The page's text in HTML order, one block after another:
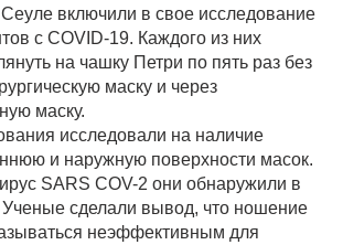
Сеуле включили в свое исследование
с COVID-19. Каждого из них
на чашку Петри по пять раз без
маску и через
маску.
исследовали на наличие
и наружную поверхности масок.
SARS COV-2 они обнаружили в
сделали вывод, что ношение
неэффективным для